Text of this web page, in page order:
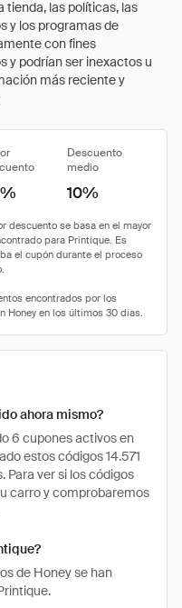
tienda, las políticas, las
y los programas de
con fines
y podrían ser inexactos u
más reciente y
Descuento
medio
10%
ahora mismo?
6 cupones activos en
estos códigos 14.571
Para ver si los códigos
carro y comprobaremos
de Honey se han